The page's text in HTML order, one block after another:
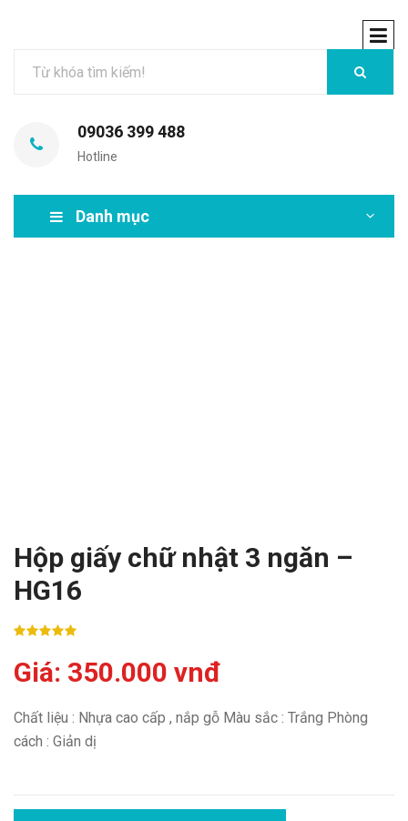
09036 399 488
Hotline
Danh mục
Hộp giấy chữ nhật 3 ngăn –
HG16
Giá: 350.000 vnđ
Chất liệu : Nhựa cao cấp , nắp gỗ Màu sắc : Trắng Phòng
cách : Giản dị